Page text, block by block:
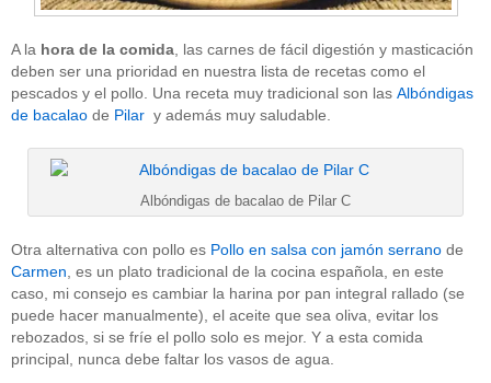
A la hora de la comida , las carnes de fácil digestión y masticación
deben ser una prioridad en nuestra lista de recetas como el
pescados y el pollo. Una receta muy tradicional son las Albóndigas
de bacalao de Pilar y además muy saludable.
Albóndigas de bacalao de Pilar C
Otra alternativa con pollo es Pollo en salsa con jamón serrano de
Carmen , es un plato tradicional de la cocina española, en este
caso, mi consejo es cambiar la harina por pan integral rallado (se
puede hacer manualmente), el aceite que sea oliva, evitar los
rebozados, si se fríe el pollo solo es mejor. Y a esta comida
principal, nunca debe faltar los vasos de agua.